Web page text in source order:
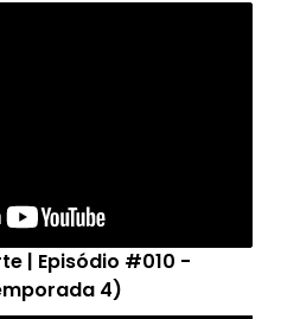
| Episódio #010 -
4)